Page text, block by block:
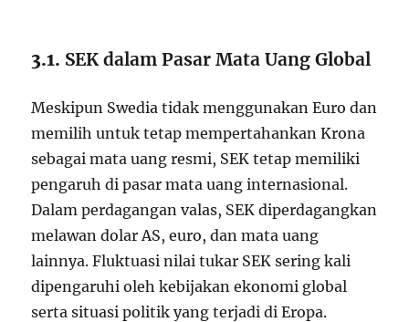
3.1. SEK dalam Pasar Mata Uang Global
Meskipun Swedia tidak menggunakan Euro dan
memilih untuk tetap mempertahankan Krona
sebagai mata uang resmi, SEK tetap memiliki
pengaruh di pasar mata uang internasional.
Dalam perdagangan valas, SEK diperdagangkan
melawan dolar AS, euro, dan mata uang
lainnya. Fluktuasi nilai tukar SEK sering kali
dipengaruhi oleh kebijakan ekonomi global
serta situasi politik yang terjadi di Eropa.